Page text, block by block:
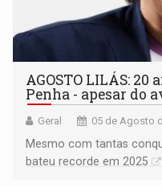
AGOSTO LILÁS: 20
Penha - apesar do
Geral 05 de Agosto
Mesmo com tantas
bateu recorde em 2025